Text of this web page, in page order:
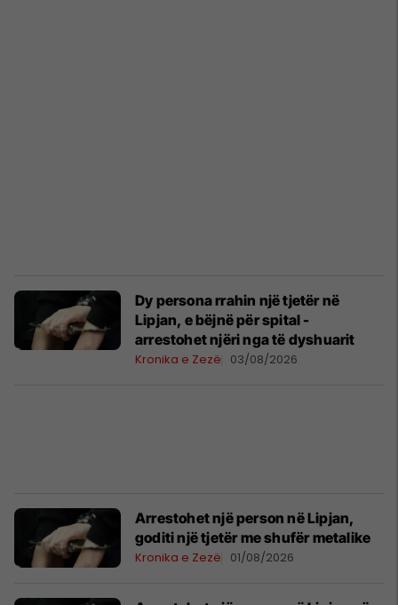
Dy persona rrahin një tjetër në
Lipjan, e bëjnë për spital -
arrestohet njëri nga të dyshuarit
Kronika e Zezë 03/08/2026
Arrestohet një person në Lipjan,
goditi një tjetër me shufër metalike
Kronika e Zezë 01/08/2026